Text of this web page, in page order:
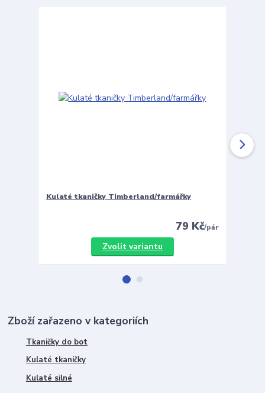
Kulaté tkaničky Timberland/farmářky
79 Kč/pár
Zvolit variantu
Zboží zařazeno v kategoriích
Tkaničky do bot
Kulaté tkaničky
Kulaté silné